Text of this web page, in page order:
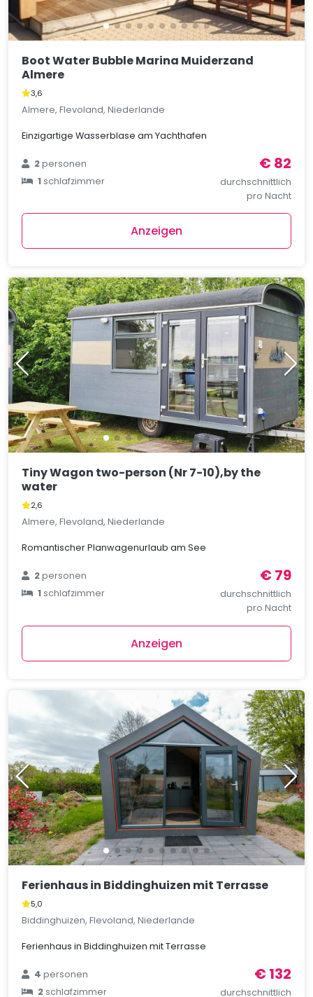
Boot Water Bubble Marina Muiderzand
Almere
3,6
Almere, Flevoland, Niederlande
Einzigartige Wasserblase am Yachthafen
2personen
1schlafzimmer
€ 82
durchschnittlich
pro Nacht
Anzeigen
Tiny Wagon two-person (Nr 7-10),by the
water
2,6
Almere, Flevoland, Niederlande
Romantischer Planwagenurlaub am See
2personen
1schlafzimmer
€ 79
durchschnittlich
pro Nacht
Anzeigen
Ferienhaus in Biddinghuizen mit Terrasse
5,0
Biddinghuizen, Flevoland, Niederlande
Ferienhaus in Biddinghuizen mit Terrasse
4personen
2schlafzimmer
€ 132
durchschnittlich